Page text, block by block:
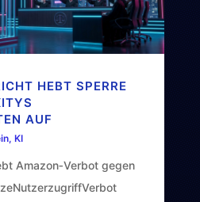
HEBT SPERRE
AUF
, KI
Amazon‑Verbot gegen